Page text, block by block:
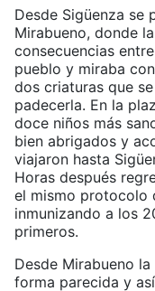
Desde Sigüenza se
Mirabueno, donde
consecuencias
pueblo y miraba
dos criaturas que
padecerla. En la
doce niños más
bien abrigados y
viajaron hasta
Horas después
el mismo protocolo
inmunizando a los
primeros.
Desde Mirabueno
forma parecida y